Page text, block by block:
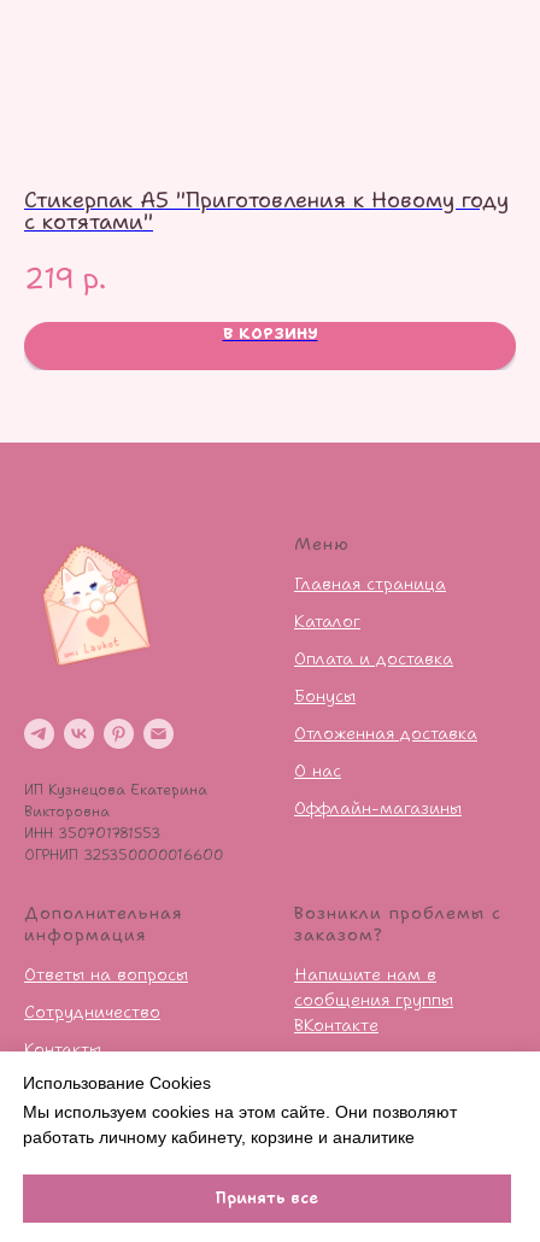
Использование Cookies
Мы используем cookies на этом сайте. Они позволяют
работать личному кабинету, корзине и аналитике
Принять все
Стикерпак А5 "Приготовления к Новому году
с котятами"
219 р.
В КОРЗИНУ
ИП Кузнецова Екатерина
Викторовна
ИНН 350701781553
ОГРНИП 325350000016600
Меню
Главная страница
Каталог
Оплата и доставка
Бонусы
Отложенная доставка
О нас
Оффлайн-магазины
Дополнительная
информация
Ответы на вопросы
Сотрудничество
Контакты
Публичная оферта
Политика
конфиденцильности
Возникли проблемы с
заказом?
Напишите нам в
сообщения группы
ВКонтакте